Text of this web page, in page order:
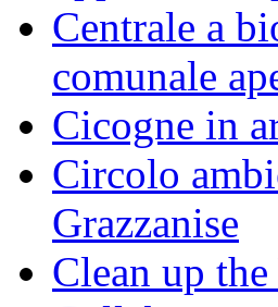
Centrale a
comunale
Cicogne in
Circolo
Grazzanise
Clean up